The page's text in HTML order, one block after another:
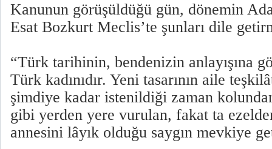
Kanunun görüşüldüğü gün, dönemin
Esat Bozkurt Meclis’te şunları dile
“Türk tarihinin, bendenizin anlayışına
Türk kadınıdır. Yeni tasarının aile
şimdiye kadar istenildiği zaman
gibi yerden yere vurulan, fakat ta
annesini lâyık olduğu saygın mevkiye